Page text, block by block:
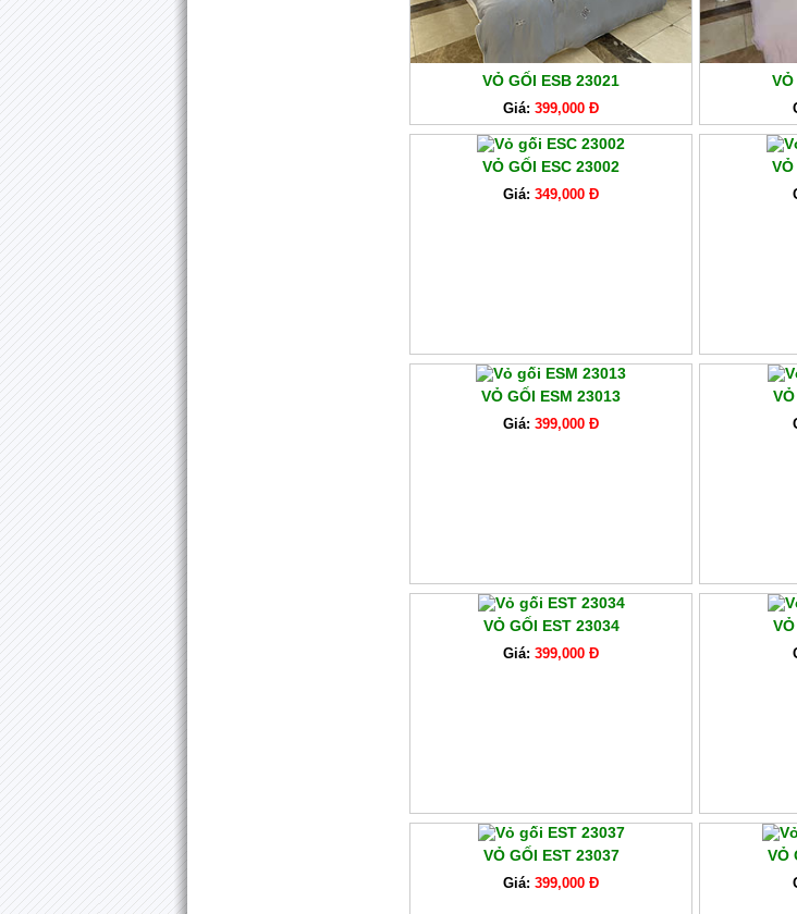
VỎ GỐI ESB 23021
Giá: 399,000 Đ
VỎ GỐI ESC 23002
Giá: 349,000 Đ
VỎ
VỎ GỐI ESM 23013
Giá: 399,000 Đ
VỎ GỐI EST 23034
Giá: 399,000 Đ
VỎ GỐI EST 23037
Giá: 399,000 Đ
VỎ